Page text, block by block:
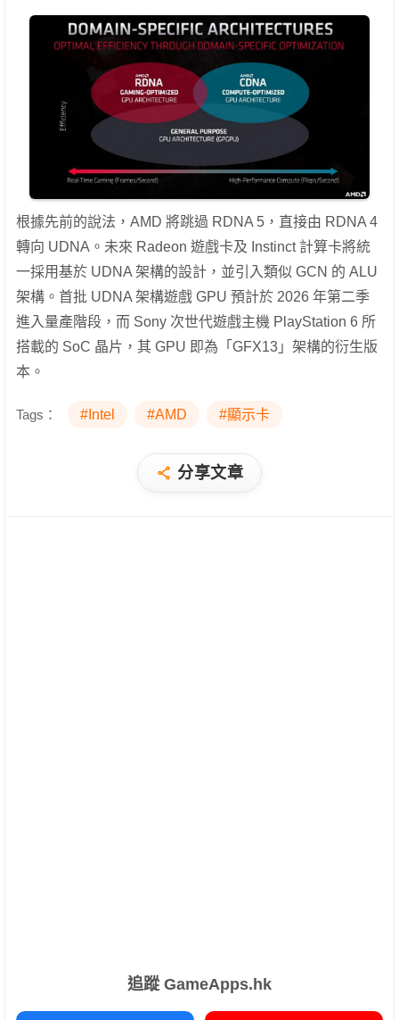
根據先前的說法，AMD 將跳過 RDNA 5，直接由 RDNA 4
轉向 UDNA。未來 Radeon 遊戲卡及 Instinct 計算卡將統
一採用基於 UDNA 架構的設計，並引入類似 GCN 的 ALU
架構。首批 UDNA 架構遊戲 GPU 預計於 2026 年第二季
進入量產階段，而 Sony 次世代遊戲主機 PlayStation 6 所
搭載的 SoC 晶片，其 GPU 即為「GFX13」架構的衍生版
本。
Tags： #Intel #AMD #顯示卡
分享文章
追蹤 GameApps.hk